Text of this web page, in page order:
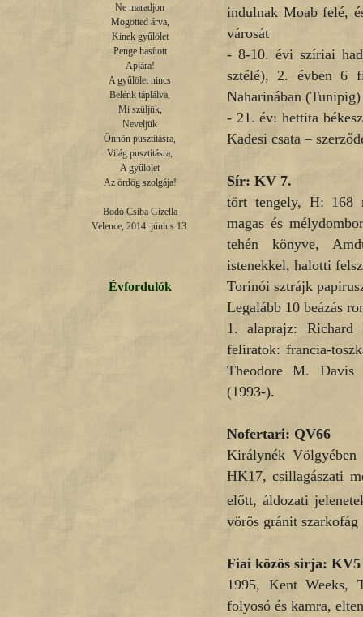
Ne maradjon
Mögötted árva,
Kinek gyűlölet
Penge hasított
Apjára!
A gyűlölet nincs
Belénk táplálva,
Mi szüljük,
Neveljük
Önnön pusztításra,
Világ pusztításra,
A gyűlölet
Az ördög szolgája!
Bodó Csiba Gizella
Velence, 2014. június 13.
Évfordulók
indulnak Moab felé,
városát
- 8-10. évi szíriai
sztélé), 2. évben 6
Naharinában
- 21. év: hettita
Kadesi csata –
Sír: KV 7.
tört tengely, H: 168
magas és
tehén könyve,
istenekkel, halotti
Torinói sztrájk
Legalább 10 beázás
1. alaprajz:
feliratok: francia-
Theodore M. Davis
(1993-).
Nofertari: QV66
Királynék Völgyében
HK17, csillagászati
előtt, áldozati
vörös gránit szarkofág
Fiai közös sirja: KV5
1995, Kent Weeks,
folyosó és kamra,